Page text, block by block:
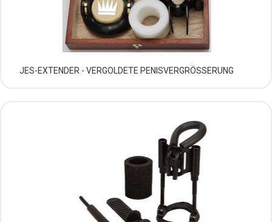
JES-EXTENDER - VERGOLDETE PENISVERGRÖSSERUNG